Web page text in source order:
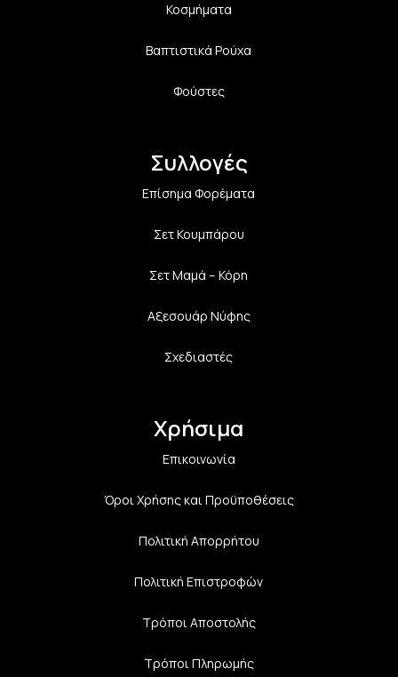
Κοσμήματα
Βαπτιστικά Ρούχα
Φούστες
Συλλογές
Επίσημα Φορέματα
Σετ Κουμπάρου
Σετ Μαμά – Κόρη
Αξεσουάρ Νύφης
Σχεδιαστές
Χρήσιμα
Επικοινωνία
Όροι Χρήσης και Προϋποθέσεις
Πολιτική Aπορρήτου
Πολιτική Επιστροφών
Τρόποι Αποστολής
Τρόποι Πληρωμής